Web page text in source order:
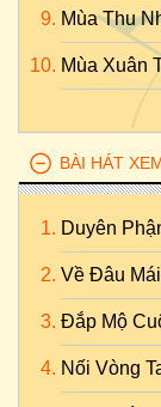
Mùa Thu
Mùa Xuân
BÀI HÁT
Duyên
Về Đâu
Đắp Mộ
Nối Vòng